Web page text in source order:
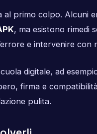
al primo colpo. Alcuni
, ma esistono rimedi
e intervenire con
digitale, ad
firma e
pulita.